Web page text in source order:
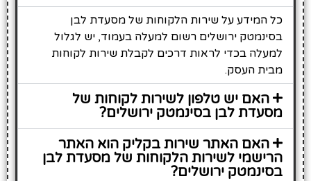
כל המידע על שירות הלקוחות של מסעדת לבן
בסינמטק ירושלים רשום למעלה בעמוד, יש לגלול
למעלה בכדי לראות דרכים לקבלת שירות לקוחות
מבית העסק.
האם יש טלפון לשירות לקוחות של
מסעדת לבן בסינמטק ירושלים?
האם האתר שירות בקליק הוא האתר
הרישמי לשירות הלקוחות של מסעדת לבן
בסינמטק ירושלים?